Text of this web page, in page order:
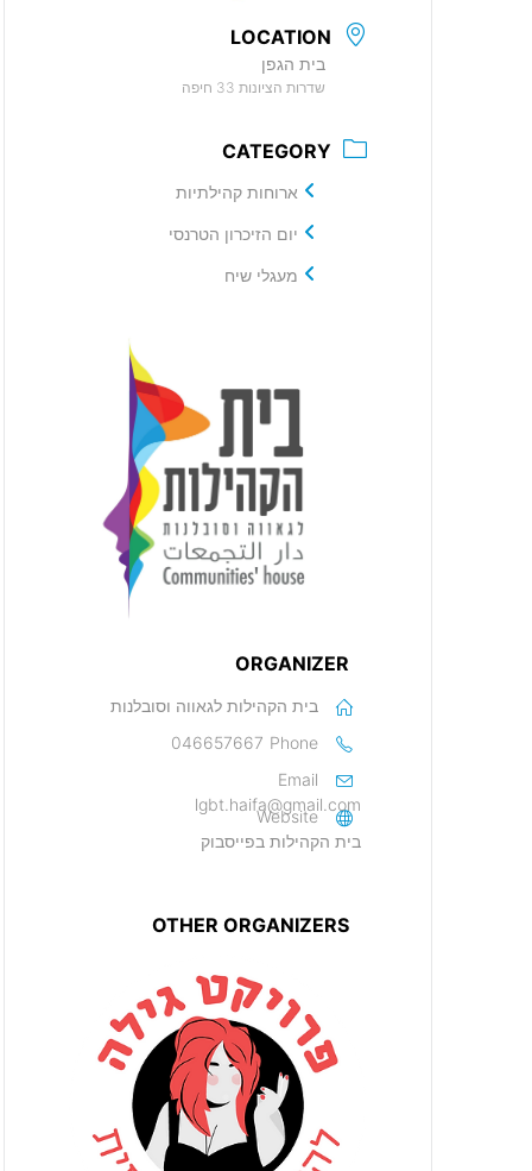
LOCATION
בית הגפן
שדרות הציונות 33 חיפה
CATEGORY
ארוחות קהילתיות
יום הזיכרון הטרנסי
מעגלי שיח
ORGANIZER
בית הקהילות לגאווה וסובלנות
Phone
046657667
Email
lgbt.haifa@gmail.com
Website
בית הקהילות בפייסבוק
OTHER ORGANIZERS